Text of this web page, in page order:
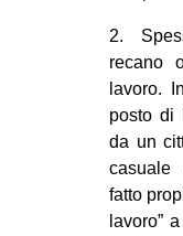
2.
recano
lavoro.
posto di
da un
casuale
fatto
lavoro”